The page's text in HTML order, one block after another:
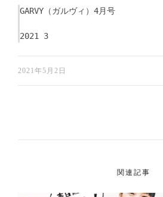
GARVY（ガルヴィ）4月号
2021 3
2021年5月2日
関連記事